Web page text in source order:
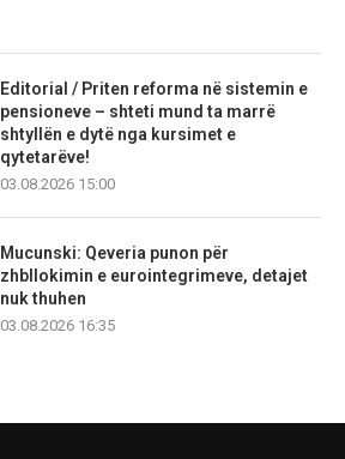
Editorial / Priten reforma në sistemin e
pensioneve – shteti mund ta marrë
shtyllën e dytë nga kursimet e
qytetarëve!
03.08.2026 15:00
Mucunski: Qeveria punon për
zhbllokimin e eurointegrimeve, detajet
nuk thuhen
03.08.2026 16:35